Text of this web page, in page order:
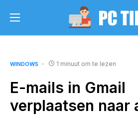
WINDOWS 1 minuut om te lezen
E-mails in Gmail
verplaatsen naar